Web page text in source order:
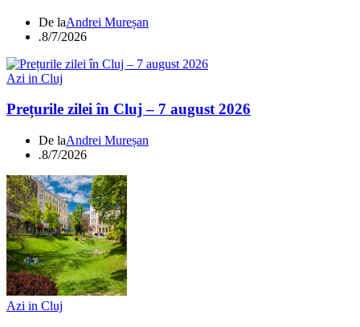
De laAndrei Mureșan
.8/7/2026
Azi in Cluj
Prețurile zilei în Cluj – 7 august 2026
De laAndrei Mureșan
.8/7/2026
Azi in Cluj